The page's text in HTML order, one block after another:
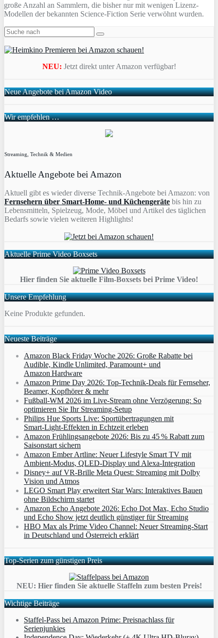
große Anzahl an Sammlern, die bisher nur mit wenigen Lizenz-
Modellen der bekannten Science-Fiction Serie verwöhnt wurden.
NEU: Jetzt direkt unter Amazon verfügbar!
Neue Angebote bei Amazon Video
Wir empfehlen …
Streaming, Technik & Medien
Aktuelle Angebote bei Amazon
Aktuell gibt es wieder diverse Technik-Angebote bei Amazon: von
Fernsehern über Smart-Home- und Küchengeräte bis hin zu
Lebensmitteln, Spielzeug, Mode, Möbel und Artikel des täglichen
Bedarfs sowie vielen weiteren Highlights!
Aktuelle Prime Video Boxsets
Hier finden Sie aktuelle Film-Boxsets bei Prime Video!
Unsere Empfehlung
Keine Produkte gefunden.
Neueste Beiträge
Amazon Black Friday Woche 2026: Große Rabatte bei
Audible, Kindle Unlimited, Paramount+ und
Amazon Hardware
Amazon Prime Day 2026: Top-Technik-Deals für Fernseher,
Beamer, Kopfhörer & mehr
Fußball-WM 2026 im Live-Stream ohne Verzögerung: So
optimieren Sie Ihr Streaming-Setup
Philips Hue Sports Live: Sportübertragungen mit
Smart‑Light‑Effekten in Echtzeit erleben
Amazon Frühlingsangebote 2026: Bis zu 45 % Rabatt zum
Saisonstart sichern
Amazon Ember Artline: Neuer Lifestyle Smart TV mit
Ambient‑Modus, QLED‑Display und Alexa‑Integration
Disney+ auf VR-Brille Meta Quest: Streaming mit Dolby
Vision und Atmos
LEGO Smart Play erweitert Star Wars: Interaktives Bauen
ohne Bildschirm startet
Amazon Echo Angebote 2026: Echo Dot Max, Echo Studio
und Echo Show jetzt deutlich günstiger für Streaming
HBO Max als Prime Video Channel: Neuer Streaming‑Start
in Deutschland und Österreich erklärt
Top-Serien zum günstigen Preis
NEU: Hier finden Sie aktuelle Staffeln zum besten Preis!
Wichtige Beiträge
Staffel-Pass bei Amazon Prime: Preisnachlass für
Serienjunkies